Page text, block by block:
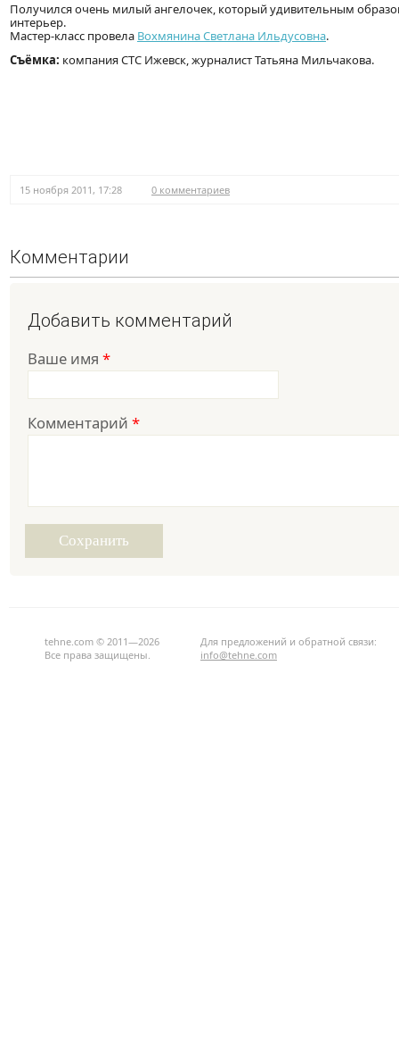
Получился очень милый ангелочек, который удивительным
интерьер.
Мастер-класс провела Вохмянина Светлана Ильдусовна.
Съёмка: компания СТС Ижевск, журналист Татьяна Мильчакова.
15 ноября 2011, 17:28 0 комментариев
Комментарии
Добавить комментарий
Ваше имя *
Комментарий *
tehne.com © 2011—2026
Все права защищены.
Для предложений и обратной связи:
info@tehne.com